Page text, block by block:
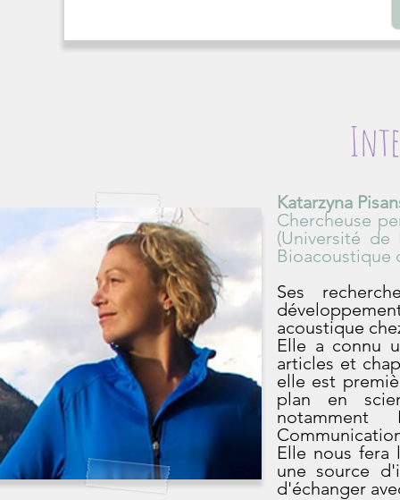
Katarzyna
Chercheuse
(Université de
Bioacoustique
Ses
acoustique
Elle a connu
articles et
elle est
plan en
Elle nous fera
une source
d'échanger